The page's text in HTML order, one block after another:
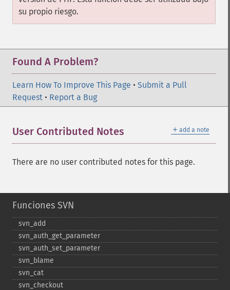
su propio riesgo.
Found A Problem?
Learn How To Improve This Page • Submit a Pull
Request • Report a Bug
＋ add a note
User Contributed Notes
There are no user contributed notes for this page.
Funciones SVN
svn_​add
svn_​auth_​get_​parameter
svn_​auth_​set_​parameter
svn_​blame
svn_​cat
svn_​checkout